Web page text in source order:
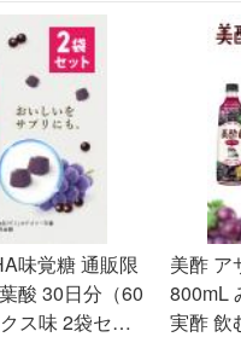
味覚糖 通販限
酸 30日分（60
ス味 2袋セッ
美酢 ア
800mL
実酢 飲